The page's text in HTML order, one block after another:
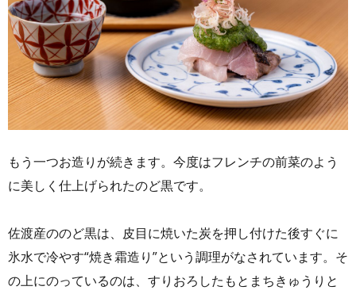
もう一つお造りが続きます。今度はフレンチの前菜のよう
に美しく仕上げられたのど黒です。
佐渡産ののど黒は、皮目に焼いた炭を押し付けた後すぐに
氷水で冷やす“焼き霜造り”という調理がなされています。そ
の上にのっているのは、すりおろしたもとまちきゅうりと